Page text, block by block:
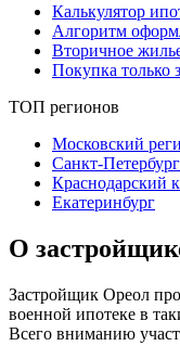
Калькулятор
Алгоритм
Вторичное
Покупка только
ТОП регионов
Московский
Санкт-Петербург
Краснодарский
Екатеринбург
О
Застройщик Ореол
военной ипотеке в
Всего вниманию